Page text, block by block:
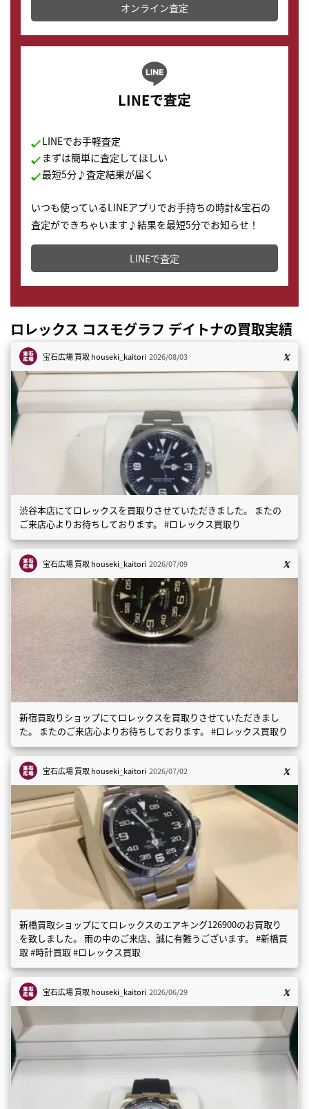
オンライン査定
LINEで査定
LINEでお手軽査定
まずは簡単に査定してほしい
最短5分♪査定結果が届く
いつも使っているLINEアプリでお手持ちの時計&宝石の
査定ができちゃいます♪結果を最短5分でお知らせ！
どこからでもすぐに査定金額を知ることが出来ます。
LINEで査定
ロレックス コスモグラフ デイトナの買取実績
宝石広場 買取houseki_kaitori 2026/08/03
渋谷本店にてロレックスを買取りさせていただきました。 またの
ご来店心よりお待ちしております。 #ロレックス買取り
宝石広場 買取houseki_kaitori 2026/07/09
新宿買取りショップにてロレックスを買取りさせていただきまし
た。 またのご来店心よりお待ちしております。 #ロレックス買取り
宝石広場 買取houseki_kaitori 2026/07/02
新橋買取ショップにてロレックスのエアキング126900のお買取り
を致しました。 雨の中のご来店、誠に有難うございます。 #新橋買
取 #時計買取 #ロレックス買取
宝石広場 買取houseki_kaitori 2026/06/29